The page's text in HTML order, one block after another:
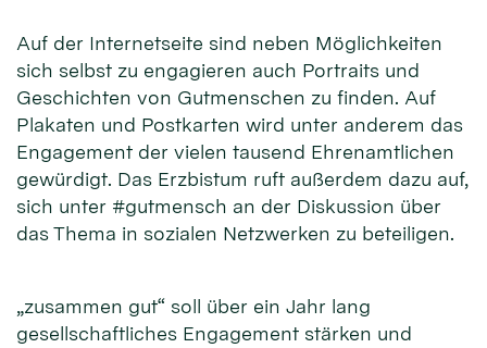
Auf der Internetseite sind neben Möglichkeiten
sich selbst zu engagieren auch Portraits und
Geschichten von Gutmenschen zu finden. Auf
Plakaten und Postkarten wird unter anderem das
Engagement der vielen tausend Ehrenamtlichen
gewürdigt. Das Erzbistum ruft außerdem dazu auf,
sich unter #gutmensch an der Diskussion über
das Thema in sozialen Netzwerken zu beteiligen.
„zusammen gut“ soll über ein Jahr lang
gesellschaftliches Engagement stärken und